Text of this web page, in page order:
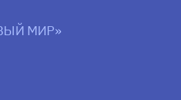
МИР»